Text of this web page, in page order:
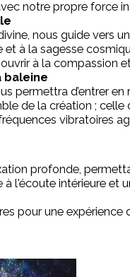
notre propre force
nous guide vers
à la sagesse
à la compassion
baleine
permettra d’entrer
de la création ;
vibratoires
profonde,
l'écoute intérieure et
pour une